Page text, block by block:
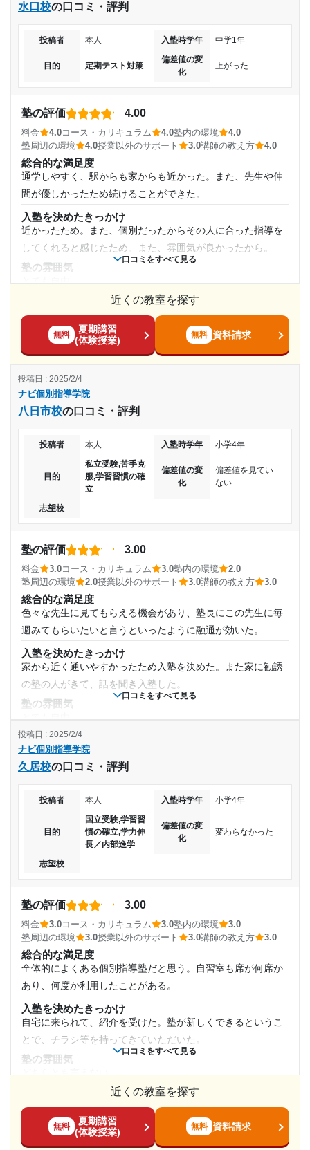
目的の達成理由
目指していた自分よりもちょっとレベルの高い高校に合
格することができたから。また、定期テストの点数も上
志望校と合格状況
第一志望校： 合格
夏期講習
通塾頻度
週2日
1日あたりの授業時間
1時間～2時間未満
目的の達成度
達成
目的の達成理由
わからなかった問題が1人で解けるようになった。定期
の合格基準に達した。
ナビ個別指導学院 大形校の口コミをもっと見る
の金額設定ではあったと思われる。
当時はコースはあったが、あまり変わったようなものでは無
かった。できなければ先に進めない
た。また、資料を読み上げるだけの人もいた
塾内の環境
階段は踊り場が多く、また、傾斜は少しキツイ。運動不足に
は少しつらいだろう。だが、運動にはちょうどいい
塾周辺の環境
駅からは歩けなくは無いが、少し不便な位置にある。とはい
え、近くにコンビニはあるので、休憩はしやすい
授業以外のサポート
(相談・面談、家庭学習のサポート、授業以外のコミュニケーション等)
雑談は応じてくれるので、息抜きレベルの雑談はなんとでも
なる。何事も真剣に取り組む人もいた
2017年以前〜2018年9月(9ヶ月以上)
中学1年
通年,春期講習,夏期講習,冬期講習
1日あたりの授業時間
2時間～3時間未満
月額料金
20,001円〜30,000円
目的の達成度
目的の達成理由
囲気は合わなかった。そして、点数は下がった
志望校と合格状況
---
口コミをすべて見る
水口校の口コミ・評判
投稿者 本人 入塾時学年 中学1年
目的 定期テスト対策
偏差値の変
化
上がった
塾の評価 4.00
料金 4.0コース・カリキュラム 4.0塾内の環境
4.0
塾周辺の環境
4.0授業以外のサポート 3.0講師の教え方 4.0
総合的な満足度
通学しやすく、駅からも家からも近かった。また、先生や仲
間が優しかったため続けることができた。
入塾を決めたきっかけ
近かったため。また、個別だったからその人に合った指導を
してくれると感じたため。また、雰囲気が良かったから。
塾の雰囲気
高くなく、気軽に通えた。学生だったため親にそこまでの負
担をかけることもなかったと思う。
コース・カリキュラム
ことが出来るところが良かった。
講師の教え方
丁寧で優しかった。勉強の仕方で悩んでいることや、つまづ
塾内の環境
立地も悪くなく、アクセスもしやすい。また、コンビニや飲
食店も近いので助かった。学習しやすい環境が整っていた。
塾周辺の環境
休憩時間が被った時、気軽に話しかけられる雰囲気で、意味
ほっとしたこともある。
授業以外のサポート
(相談・面談、家庭学習のサポート、授業以外のコミュニケーション等)
授業外にも勉強のことだけでなく、色々な話を聞いてくれた
り、相談にも乗って貰えたところが良かったと思う。
利用詳細
通塾期間
2017年以前
中学1年
1日あたりの授業時間
1時間～2時間未満
月額料金
達成
成績も少し良くなり、通いやすかったため続けることが
出来た。マンツーマンなので聞きたいことがすぐ聞け
近くの教室を探す
無料
夏期講習
(体験授業)
無料 資料請求
口コミをすべて見る
ナビ個別指導学院
八日市校の口コミ・評判
投稿日 : 2025/2/4
投稿者 本人 入塾時学年 小学4年
目的
私立受験,苦手克
服,学習習慣の確
立
偏差値の変
化
偏差値を見てい
ない
志望校
塾の評価 3.00
料金 3.0コース・カリキュラム 3.0塾内の環境
2.0
塾周辺の環境
2.0授業以外のサポート 3.0講師の教え方 3.0
総合的な満足度
色々な先生に見てもらえる機会があり、塾長にこの先生に毎
週みてもらいたいと言うといったように融通が効いた。
入塾を決めたきっかけ
家から近く通いやすかったため入塾を決めた。また家に勧誘
の塾の人がきて、話を聞き入塾した。
塾の雰囲気
料金
週1で小学生の割には高かった。両親は黙って払ってくれてい
たが、聞くとびっくりした。
自分の授業の理解ができるほどの頻度で通えるようになって
いた。学校が早く終わる日に設定していたため通いやすく、
遊ぶこともできた。
分からないところがあると1から丁寧に教えてくれたり、一つ
してもらえた。
塾内の環境
あまり治安がよくない中学が近くにあり、そこの学生が多か
った。そのためか、うるさくなっていたりした。
塾周辺の環境
小学生から高校生まで様々な学年の人がいるため、少しうる
さかった。また、自習室で寝る人が多かった印象。
授業以外のサポート
(相談・面談、家庭学習のサポート、授業以外のコミュニケーション等)
課題が少しあった記憶がある。それをやってくると褒めてく
れる先生がいたり、課題を出さない先生は授業初めにこの範
通塾期間
口コミをすべて見る
ナビ個別指導学院
久居校の口コミ・評判
投稿日 : 2025/2/4
投稿者 本人 入塾時学年 小学4年
目的
国立受験,学習習
慣の確立,学力伸
長／内部進学
偏差値の変
化
変わらなかった
志望校
塾の評価 3.00
料金 3.0コース・カリキュラム 3.0塾内の環境
3.0
塾周辺の環境
3.0授業以外のサポート 3.0講師の教え方 3.0
総合的な満足度
全体的によくある個別指導塾だと思う。自習室も席が何席か
あり、何度か利用したことがある。
入塾を決めたきっかけ
自宅に来られて、紹介を受けた。塾が新しくできるというこ
とで、チラシ等を持ってきていただいた。
塾の雰囲気
あまり覚えていないが、よくある一般的な個別指導塾の料金
だったような気がす
る。
近くの教室を探す
無料
夏期講習
(体験授業)
無料 資料請求